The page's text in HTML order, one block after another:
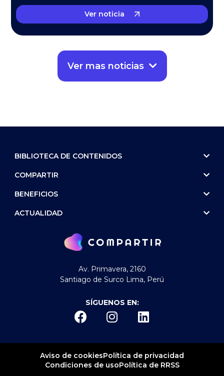
Ver noticia
Ver mas noticias
BIBLIOTECA DE CONTENIDOS
Av. Primavera, 2160
Santiago de Surco Lima, Perú
SÍGUENOS EN:
COMPARTIR
BENEFICIOS
ACTUALIDAD
Aviso de cookiesPolítica de privacidad
Condiciones de usoPolítica de RRSS